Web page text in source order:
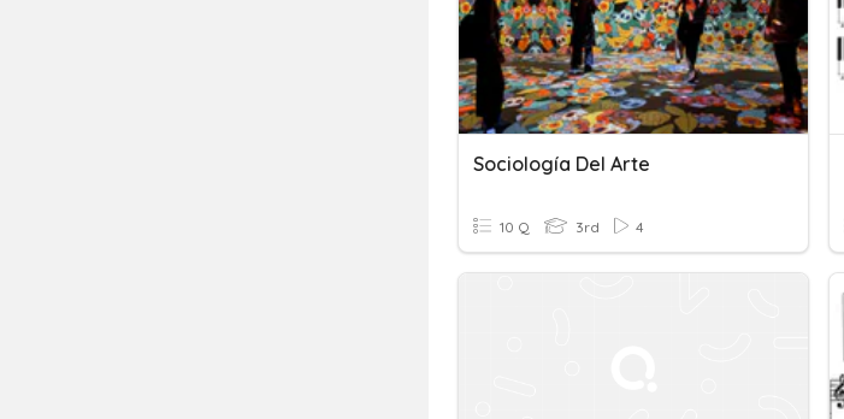
Sociología Del Arte
10 Q 3rd 4